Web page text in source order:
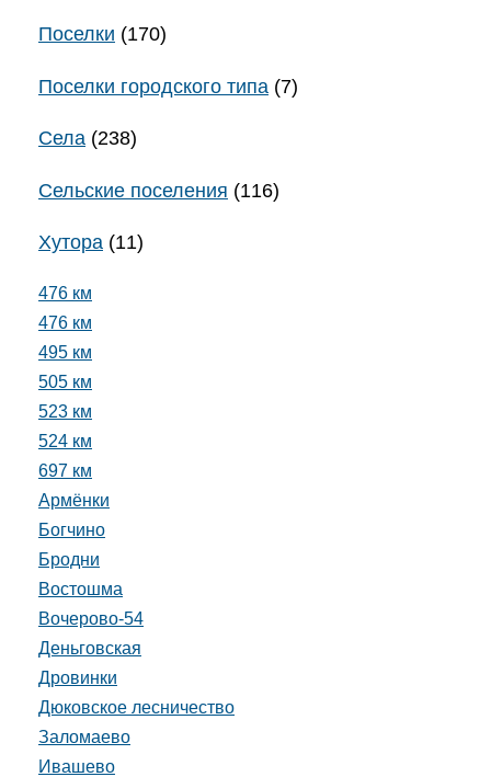
Поселки (170)
Поселки городского типа (7)
Села (238)
Сельские поселения (116)
Хутора (11)
476 км
476 км
495 км
505 км
523 км
524 км
697 км
Армёнки
Богчино
Бродни
Востошма
Вочерово-54
Деньговская
Дровинки
Дюковское лесничество
Заломаево
Ивашево